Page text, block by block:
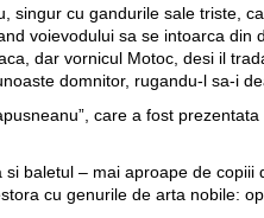
singur cu gandurile sale triste,
voievodului sa se intoarca
dar vornicul Motoc, desi il
domnitor, rugandu-l sa-i
care a fost
baletul – mai aproape de
cu genurile de arta nobile: